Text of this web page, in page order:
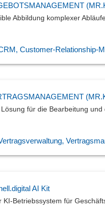
Abbildung komplexer
Customer-Relationship-
für die Bearbeitung
AI Kit
KI-Betriebssystem für